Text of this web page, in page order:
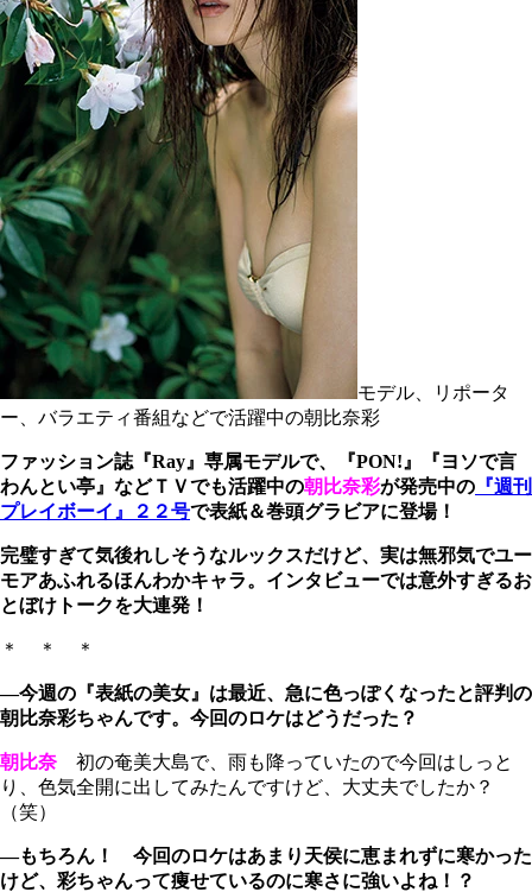
モデル、リポータ
ー、バラエティ番組などで活躍中の朝比奈彩
ファッション誌『Ray』専属モデルで、『PON!』『ヨソで言
わんとい亭』などＴＶでも活躍中の朝比奈彩が発売中の 『週刊
プレイボーイ』２２号で表紙＆巻頭グラビアに登場！
完璧すぎて気後れしそうなルックスだけど、実は無邪気でユー
モアあふれるほんわかキャラ。インタビューでは意外すぎるお
とぼけトークを大連発！
＊ ＊ ＊
―今週の『表紙の美女』は最近、急に色っぽくなったと評判の
朝比奈彩ちゃんです。今回のロケはどうだった？
朝比奈 初の奄美大島で、雨も降っていたので今回はしっと
り、色気全開に出してみたんですけど、大丈夫でしたか？
（笑）
―もちろん！ 今回のロケはあまり天侯に恵まれずに寒かった
けど、彩ちゃんって痩せているのに寒さに強いよね！？